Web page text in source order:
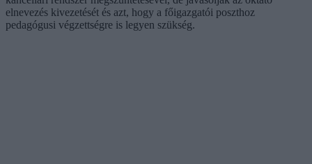
elnevezés kivezetését és azt, hogy a főigazgatói poszthoz
pedagógusi végzettségre is legyen szükség.